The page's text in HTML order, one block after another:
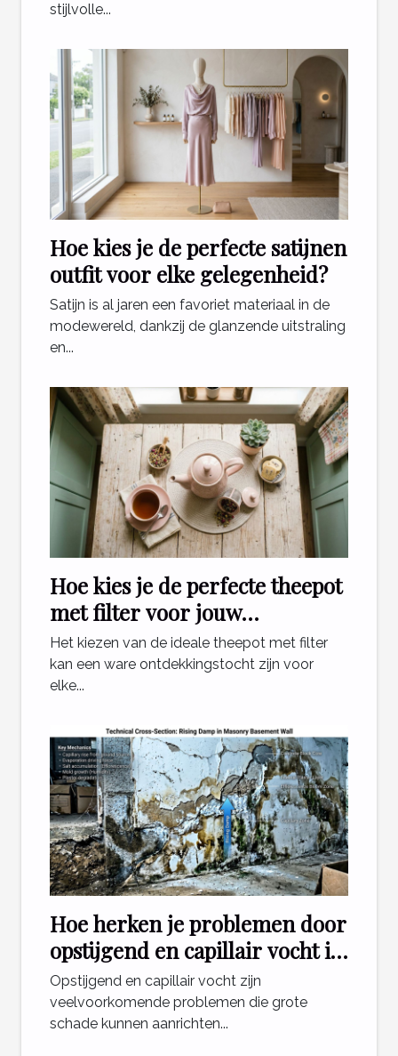
stijlvolle...
Hoe kies je de perfecte satijnen
outfit voor elke gelegenheid?
Satijn is al jaren een favoriet materiaal in de
modewereld, dankzij de glanzende uitstraling
en...
Hoe kies je de perfecte theepot
met filter voor jouw
theeritueel?
Het kiezen van de ideale theepot met filter
kan een ware ontdekkingstocht zijn voor
elke...
Hoe herken je problemen door
opstijgend en capillair vocht in
je woning?
Opstijgend en capillair vocht zijn
veelvoorkomende problemen die grote
schade kunnen aanrichten...